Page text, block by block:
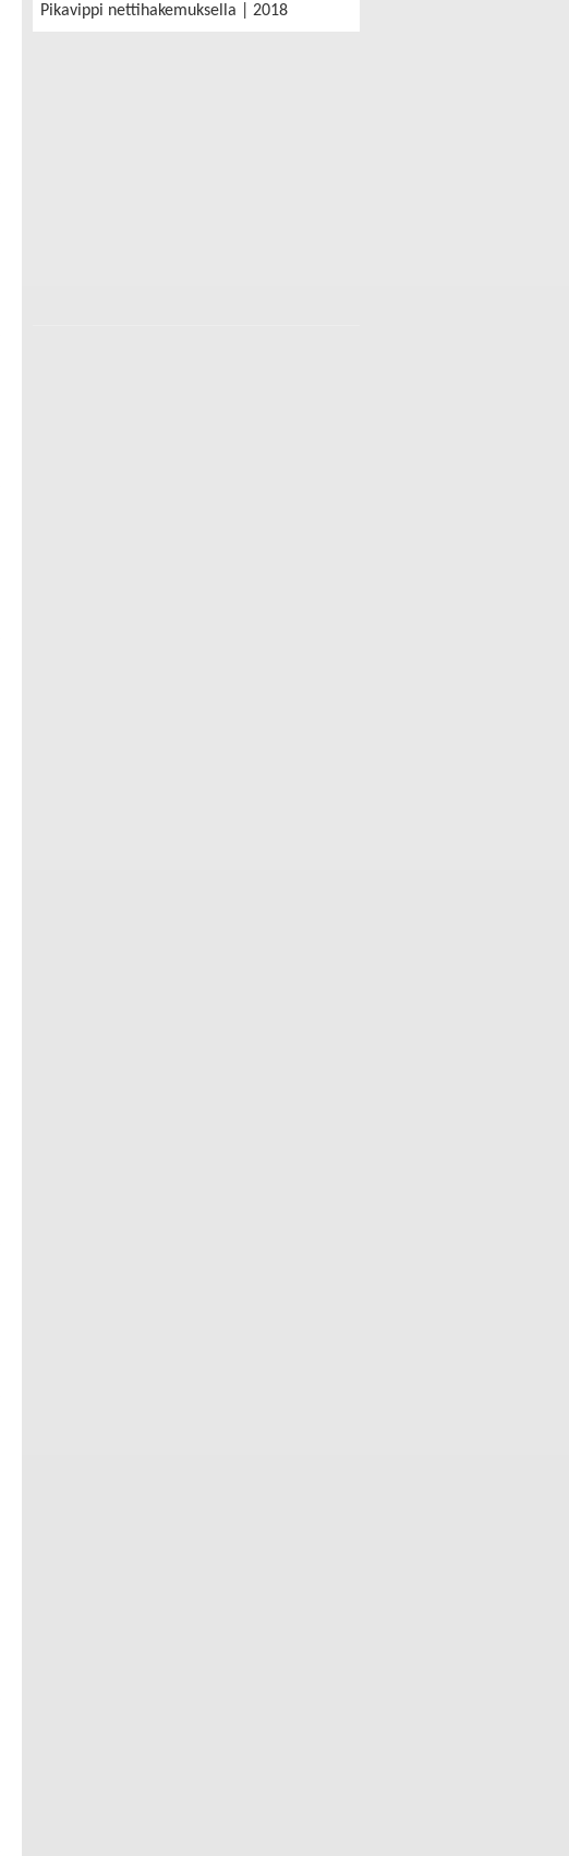
Pikavippi nettihakemuksella | 2018